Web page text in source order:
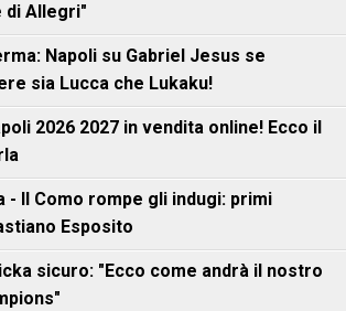
di Allegri"
Napoli su Gabriel Jesus se
sia Lucca che Lukaku!
2026 2027 in vendita online! Ecco il
- Il Como rompe gli indugi: primi
Esposito
sicuro: "Ecco come andrà il nostro